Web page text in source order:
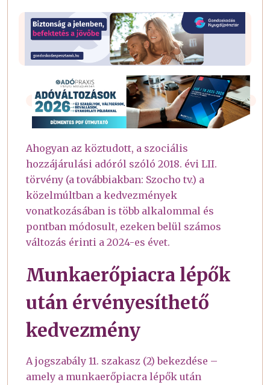
Ahogyan az köztudott, a szociális
hozzájárulási adóról szóló 2018. évi LII.
törvény (a továbbiakban: Szocho tv.) a
közelmúltban a kedvezmények
vonatkozásában is több alkalommal és
pontban módosult, ezeken belül számos
változás érinti a 2024-es évet.
Munkaerőpiacra lépők
után érvényesíthető
kedvezmény
A jogszabály 11. szakasz (2) bekezdése –
amely a munkaerőpiacra lépők után